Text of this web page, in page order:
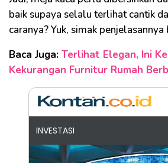
baik supaya selalu terlihat cantik
caranya? Yuk, simak penjelasannya
Baca Juga: Terlihat Elegan, Ini
Kekurangan Furnitur Rumah
INVESTASI